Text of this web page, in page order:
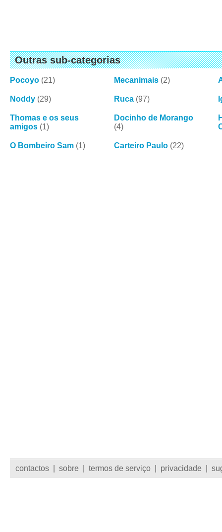
Outras sub-categorias
Pocoyo (21)
Noddy (29)
Thomas e os seus
amigos (1)
O Bombeiro Sam (1)
Mecanimais (2)
Ruca (97)
Docinho de Morango
(4)
Carteiro Paulo (22)
contactos sobre termos de serviço privacidade